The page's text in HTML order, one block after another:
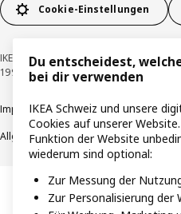
Cookie-Einstellungen
IKEA Schweiz - Müslistrasse 16, 8957
1999-2026
Impressum / Datenschutzerklärung
Allgemeine Geschäftsbedingungen
Du entscheidest,
bei dir verwenden
IKEA Schweiz und unsere
Cookies auf unserer
Funktion der Website
wiederum sind optional:
Zur Messung der
Zur Personalisierung der